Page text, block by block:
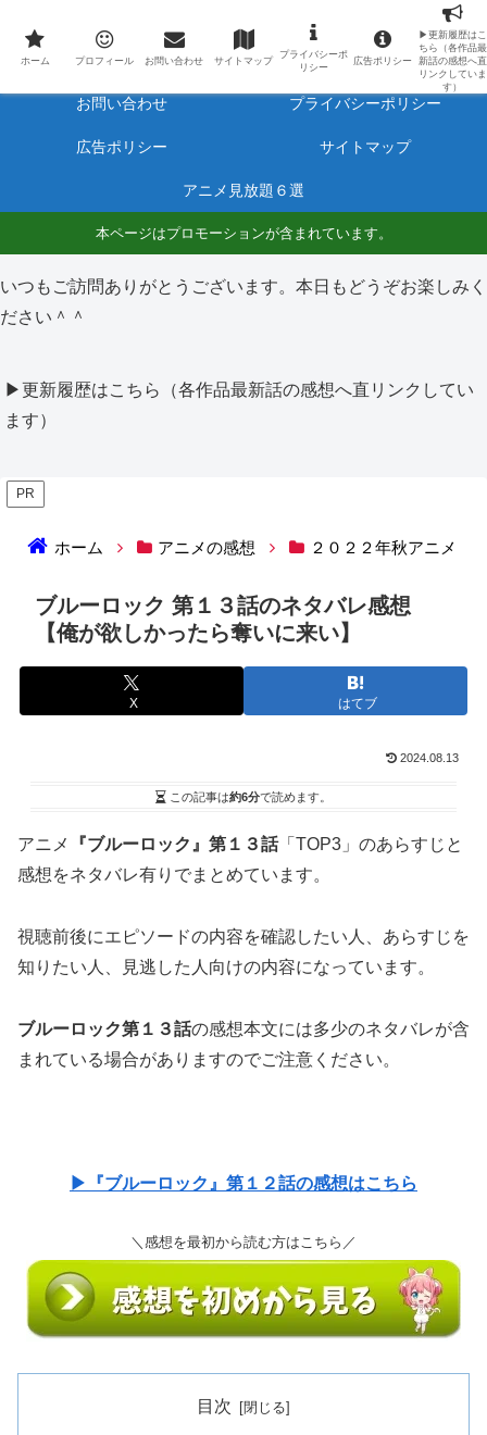
最新アニメのあらすじと感想をネタバレ有りで毎日更新しています。
ホーム プロフィール
お問い合わせ プライバシーポリシー
広告ポリシー サイトマップ
アニメ見放題６選
本ページはプロモーションが含まれています。
いつもご訪問ありがとうございます。本日もどうぞお楽しみく
ださい＾＾
▶更新履歴はこちら（各作品最新話の感想へ直リンクしてい
ます）
PR
ホーム アニメの感想 ２０２２年秋アニメ
ブルーロック 第１３話のネタバレ感想
【俺が欲しかったら奪いに来い】
X はてブ
2024.08.13
この記事は約6分で読めます。
アニメ 『ブルーロック』第１３話「TOP3」のあらすじと
感想をネタバレ有りでまとめています。
視聴前後にエピソードの内容を確認したい人、あらすじを
知りたい人、見逃した人向けの内容になっています。
ブルーロック第１３話の感想本文には多少のネタバレが含
まれている場合がありますのでご注意ください。
▶『ブルーロック』第１２話の感想はこちら
＼感想を最初から読む方はこちら／
目次
ホーム プロフィール お問い合わせ サイトマップ
プライバシーポ
リシー
広告ポリシー
▶更新履歴はこ
ちら（各作品最
新話の感想へ直
リンクしていま
す）